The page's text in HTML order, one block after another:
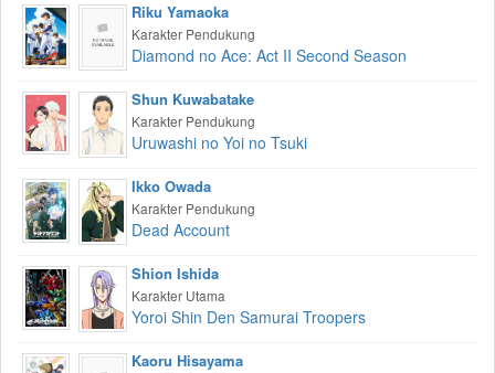
Riku Yamaoka
Karakter Pendukung
Diamond no Ace: Act II Second Season
Shun Kuwabatake
Karakter Pendukung
Uruwashi no Yoi no Tsuki
Ikko Owada
Karakter Pendukung
Dead Account
Shion Ishida
Karakter Utama
Yoroi Shin Den Samurai Troopers
Kaoru Hisayama